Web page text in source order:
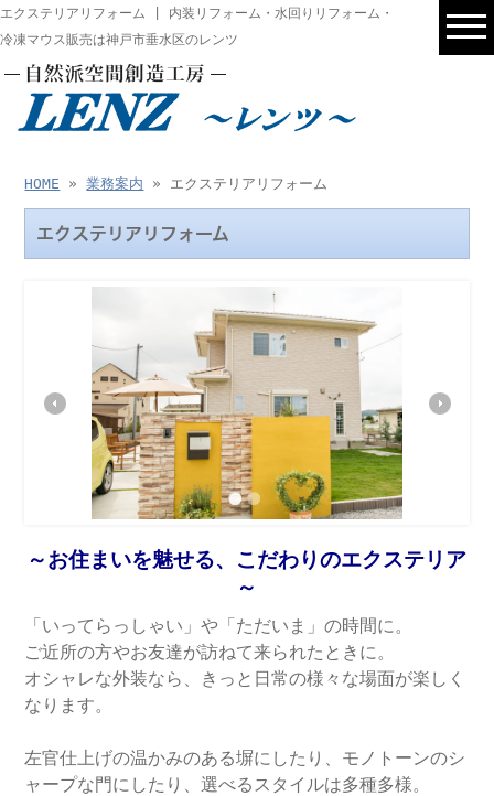
エクステリアリフォーム | 内装リフォーム・水回りリフォーム・
冷凍マウス販売は神戸市垂水区のレンツ
HOME »業務案内 » エクステリアリフォーム
エクステリアリフォーム
～お住まいを魅せる、こだわりのエクステリア
～
「いってらっしゃい」や「ただいま」の時間に。
ご近所の方やお友達が訪ねて来られたときに。
オシャレな外装なら、きっと日常の様々な場面が楽しく
なります。
左官仕上げの温かみのある塀にしたり、モノトーンのシ
ャープな門にしたり、選べるスタイルは多種多様。